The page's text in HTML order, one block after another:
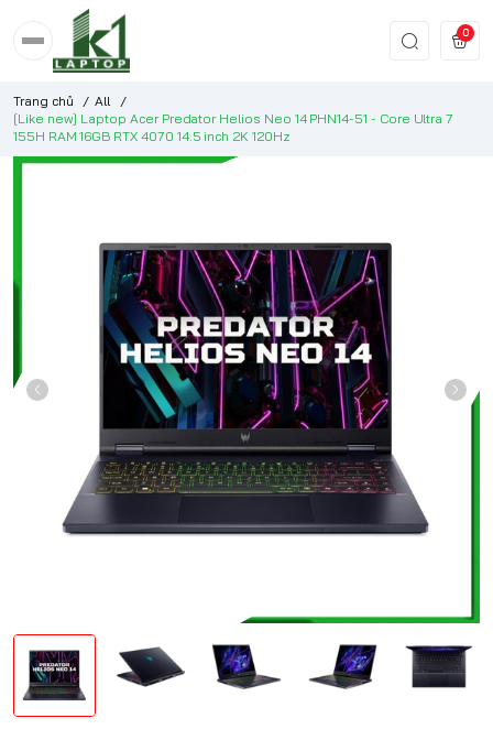
0
Trang chủ / All
/
[Like new] Laptop Acer Predator Helios Neo 14 PHN14-51 - Core Ultra 7
155H RAM 16GB RTX 4070 14.5 inch 2K 120Hz